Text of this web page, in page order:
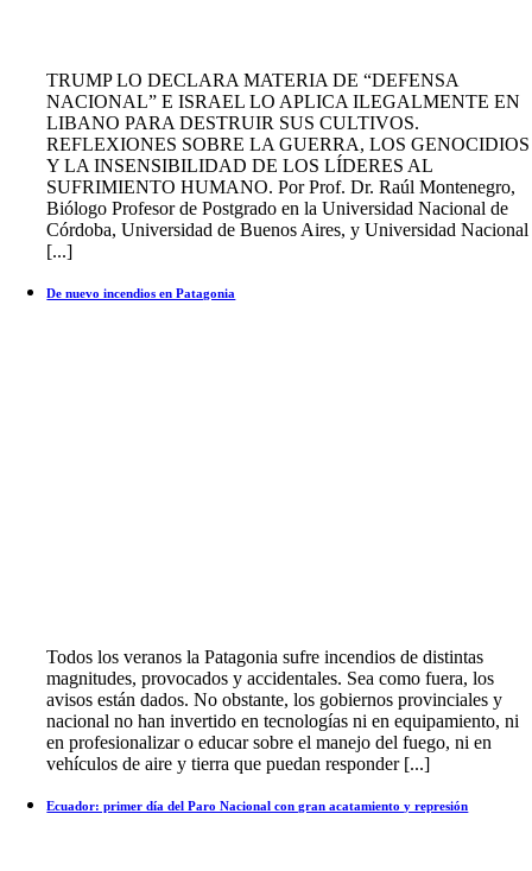
TRUMP LO DECLARA MATERIA DE “DEFENSA
NACIONAL” E ISRAEL LO APLICA ILEGALMENTE EN
LIBANO PARA DESTRUIR SUS CULTIVOS.
REFLEXIONES SOBRE LA GUERRA, LOS GENOCIDIOS
Y LA INSENSIBILIDAD DE LOS LÍDERES AL
SUFRIMIENTO HUMANO. Por Prof. Dr. Raúl Montenegro,
Biólogo Profesor de Postgrado en la Universidad Nacional de
Córdoba, Universidad de Buenos Aires, y Universidad Nacional
[...]
De nuevo incendios en Patagonia
Todos los veranos la Patagonia sufre incendios de distintas
magnitudes, provocados y accidentales. Sea como fuera, los
avisos están dados. No obstante, los gobiernos provinciales y
nacional no han invertido en tecnologías ni en equipamiento, ni
en profesionalizar o educar sobre el manejo del fuego, ni en
vehículos de aire y tierra que puedan responder [...]
Ecuador: primer día del Paro Nacional con gran acatamiento y represión